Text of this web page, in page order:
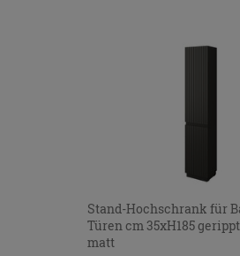
Stand-Hochschrank für
Türen cm 35xH185
matt